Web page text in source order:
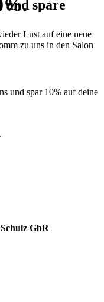
Lust auf eine neue
zu uns in den Salon
und spare
und spar 10% auf deine
GbR